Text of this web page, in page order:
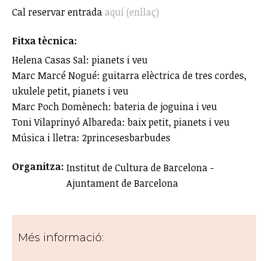
Cal reservar entrada aquí (enllaç)
Fitxa tècnica:
Helena Casas Sal: pianets i veu
Marc Marcé Nogué: guitarra elèctrica de tres cordes,
ukulele petit, pianets i veu
Marc Poch Domènech: bateria de joguina i veu
Toni Vilaprinyó Albareda: baix petit, pianets i veu
Música i lletra: 2princesesbarbudes
Organitza: Institut de Cultura de Barcelona -
Ajuntament de Barcelona
Més informació: